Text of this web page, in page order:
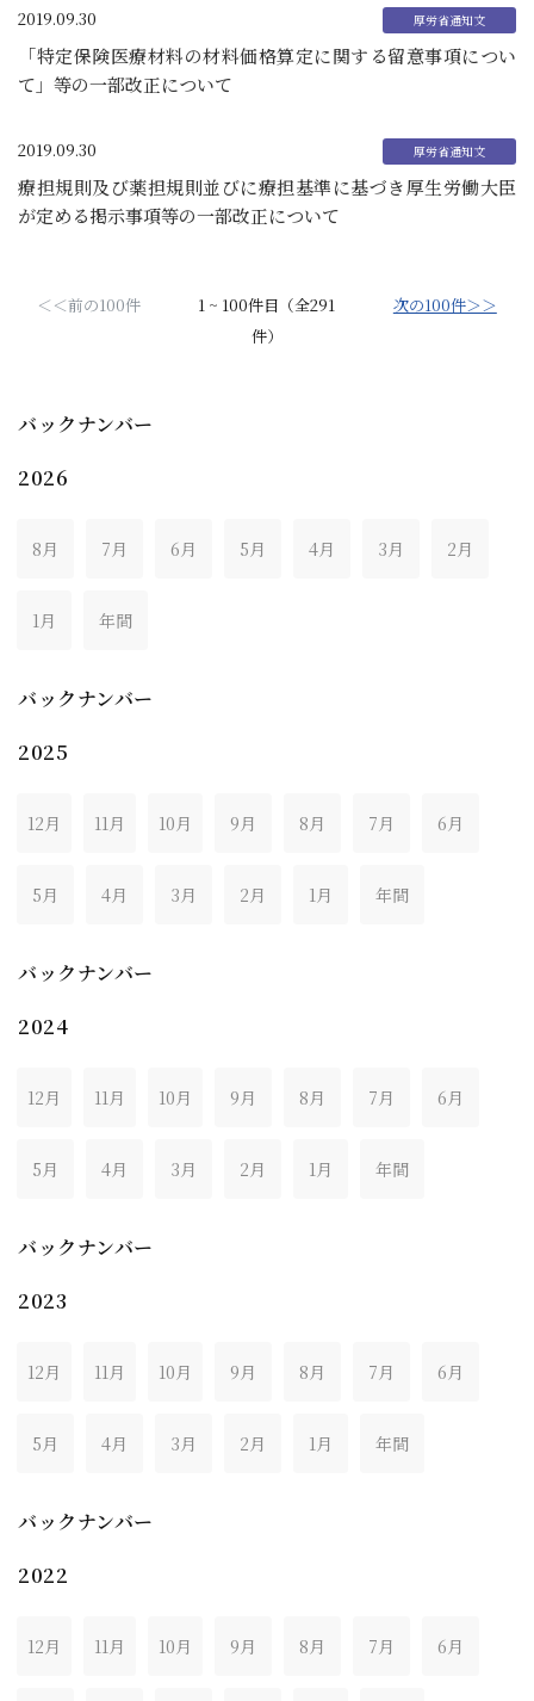
2019.09.30
「特定保険医療材料の材料価格算定に関する留意事項につい
て」等の一部改正について
2019.09.30
療担規則及び薬担規則並びに療担基準に基づき厚生労働大臣
が定める掲示事項等の一部改正について
＜＜前の100件
1 ~ 100件目（全291
件）
次の100件＞＞
バックナンバー
2026
8月 7月 6月 5月 4月 3月 2月
1月 年間
バックナンバー
2025
12月 11月 10月 9月 8月 7月 6月
5月 4月 3月 2月 1月 年間
バックナンバー
2024
12月 11月 10月 9月 8月 7月 6月
5月 4月 3月 2月 1月 年間
バックナンバー
2023
12月 11月 10月 9月 8月 7月 6月
5月 4月 3月 2月 1月 年間
バックナンバー
2022
12月 11月 10月 9月 8月 7月 6月